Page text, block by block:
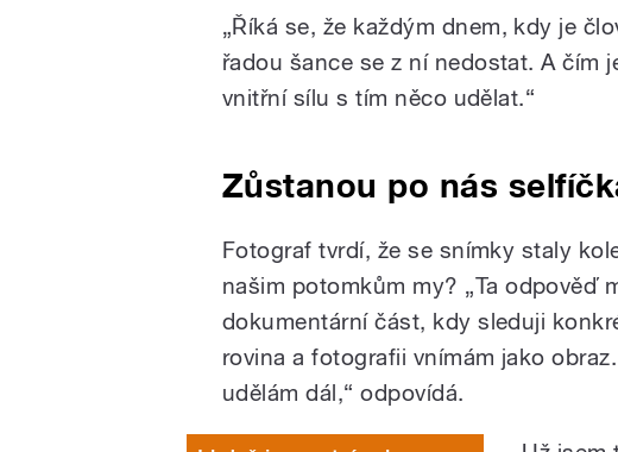
„Říká se, že každým dnem, kdy je
řadou šance se z ní nedostat. A čím
vnitřní sílu s tím něco udělat.“
Zůstanou po nás
Fotograf tvrdí, že se snímky staly
našim potomkům my? „Ta odpověď
dokumentární část, kdy sleduji
rovina a fotografii vnímám jako
udělám dál,“ odpovídá.